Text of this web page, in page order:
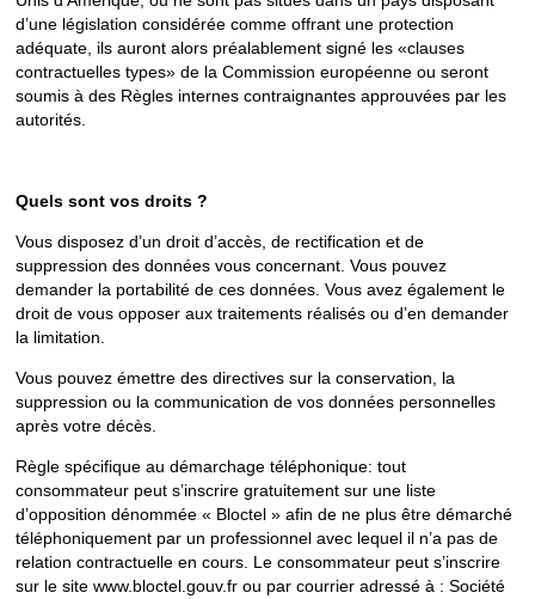
d’une législation considérée comme offrant une protection
adéquate, ils auront alors préalablement signé les «clauses
contractuelles types» de la Commission européenne ou seront
soumis à des Règles internes contraignantes approuvées par les
autorités.
Quels sont vos droits ?
Vous disposez d’un droit d’accès, de rectification et de
suppression des données vous concernant. Vous pouvez
demander la portabilité de ces données. Vous avez également le
droit de vous opposer aux traitements réalisés ou d’en demander
la limitation.
Vous pouvez émettre des directives sur la conservation, la
suppression ou la communication de vos données personnelles
après votre décès.
Règle spécifique au démarchage téléphonique: tout
consommateur peut s’inscrire gratuitement sur une liste
d’opposition dénommée « Bloctel » afin de ne plus être démarché
téléphoniquement par un professionnel avec lequel il n’a pas de
relation contractuelle en cours. Le consommateur peut s’inscrire
sur le site www.bloctel.gouv.fr ou par courrier adressé à : Société